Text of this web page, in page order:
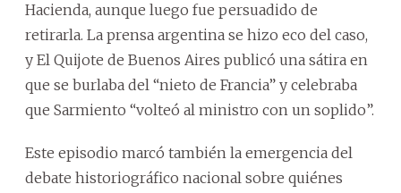
Hacienda, aunque luego fue persuadido de
retirarla. La prensa argentina se hizo eco del caso,
y El Quijote de Buenos Aires publicó una sátira en
que se burlaba del “nieto de Francia” y celebraba
que Sarmiento “volteó al ministro con un soplido”.
Este episodio marcó también la emergencia del
debate historiográfico nacional sobre quiénes